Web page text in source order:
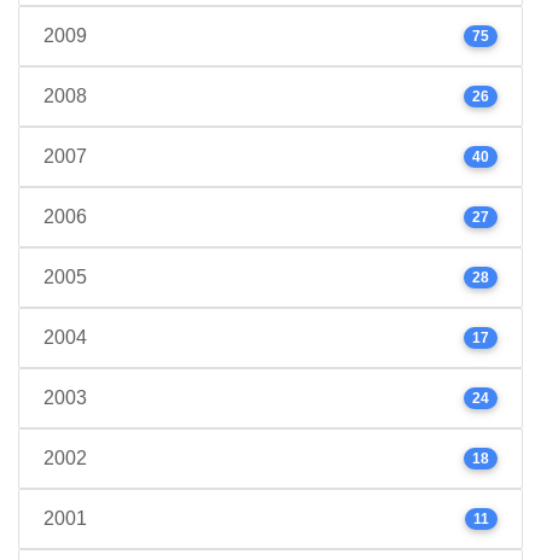
2009 75
2008 26
2007 40
2006 27
2005 28
2004 17
2003 24
2002 18
2001 11